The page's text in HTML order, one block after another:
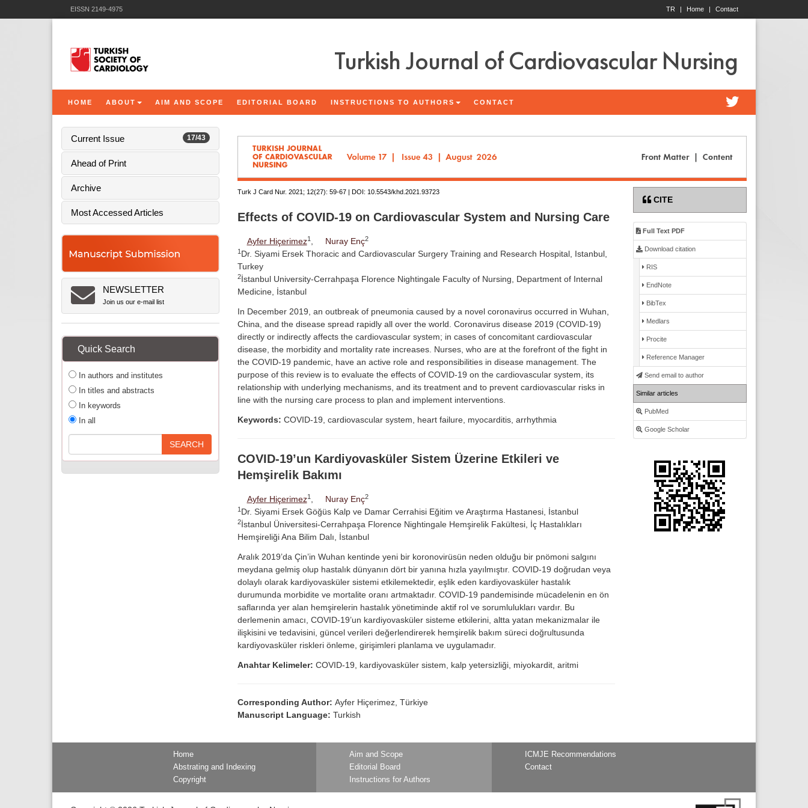
EISSN 2149-4975 Contact
Home |
TR |
Turkish Journal of Cardiovascular Nursing
HOME ABOUT AIM AND SCOPE EDITORIAL BOARD INSTRUCTIONS TO AUTHORS CONTACT
17/43
Current Issue
Ahead of Print
Archive
Most Accessed Articles
NEWSLETTER
Join us our e-mail list
Quick Search
In authors and institutes
In titles and abstracts
In keywords
In all
Turk J Card Nur. 2021; 12(27): 59-67 | DOI: 10.5543/khd.2021.93723
Effects of COVID-19 on Cardiovascular System and Nursing Care
Ayfer Hiçerimez1, Nuray Enç2
1Dr. Siyami Ersek Thoracic and Cardiovascular Surgery Training and Research Hospital, Istanbul,
Turkey
2İstanbul University-Cerrahpaşa Florence Nightingale Faculty of Nursing, Department of Internal
Medicine, İstanbul
In December 2019, an outbreak of pneumonia caused by a novel coronavirus occurred in Wuhan,
China, and the disease spread rapidly all over the world. Coronavirus disease 2019 (COVID-19)
directly or indirectly affects the cardiovascular system; in cases of concomitant cardiovascular
disease, the morbidity and mortality rate increases. Nurses, who are at the forefront of the fight in
the COVID-19 pandemic, have an active role and responsibilities in disease management. The
purpose of this review is to evaluate the effects of COVID-19 on the cardiovascular system, its
relationship with underlying mechanisms, and its treatment and to prevent cardiovascular risks in
line with the nursing care process to plan and implement interventions.
Keywords: COVID-19, cardiovascular system, heart failure, myocarditis, arrhythmia
COVID-19’un Kardiyovasküler Sistem Üzerine Etkileri ve
Hemşirelik Bakımı
Ayfer Hiçerimez1, Nuray Enç2
1Dr. Siyami Ersek Göğüs Kalp ve Damar Cerrahisi Eğitim ve Araştırma Hastanesi, İstanbul
2İstanbul Üniversitesi-Cerrahpaşa Florence Nightingale Hemşirelik Fakültesi, İç Hastalıkları
Hemşireliği Ana Bilim Dalı, İstanbul
Aralık 2019’da Çin’in Wuhan kentinde yeni bir koronovirüsün neden olduğu bir pnömoni salgını
meydana gelmiş olup hastalık dünyanın dört bir yanına hızla yayılmıştır. COVID-19 doğrudan veya
dolaylı olarak kardiyovasküler sistemi etkilemektedir, eşlik eden kardiyovasküler hastalık
durumunda morbidite ve mortalite oranı artmaktadır. COVID-19 pandemisinde mücadelenin en ön
saflarında yer alan hemşirelerin hastalık yönetiminde aktif rol ve sorumlulukları vardır. Bu
derlemenin amacı, COVID-19’un kardiyovasküler sisteme etkilerini, altta yatan mekanizmalar ile
ilişkisini ve tedavisini, güncel verileri değerlendirerek hemşirelik bakım süreci doğrultusunda
kardiyovasküler riskleri önleme, girişimleri planlama ve uygulamadır.
Anahtar Kelimeler: COVID-19, kardiyovasküler sistem, kalp yetersizliği, miyokardit, aritmi
Corresponding Author: Ayfer Hiçerimez, Türkiye
Manuscript Language: Turkish
CITE
Full Text PDF
Download citation
RIS
EndNote
BibTex
Medlars
Procite
Reference Manager
Send email to author
Similar articles
PubMed
Google Scholar
Home
Abstrating and Indexing
Copyright
Aim and Scope
Editorial Board
Instructions for Authors
ICMJE Recommendations
Contact